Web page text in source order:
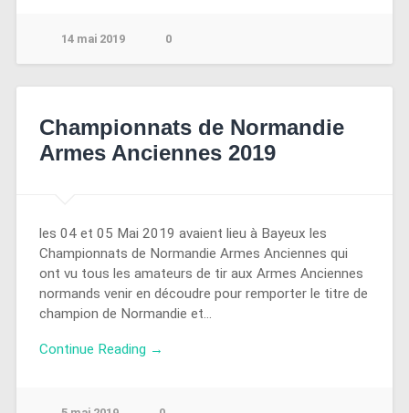
14 mai 2019 0
Championnats de Normandie
Armes Anciennes 2019
les 04 et 05 Mai 2019 avaient lieu à Bayeux les
Championnats de Normandie Armes Anciennes qui
ont vu tous les amateurs de tir aux Armes Anciennes
normands venir en découdre pour remporter le titre de
champion de Normandie et…
Continue Reading →